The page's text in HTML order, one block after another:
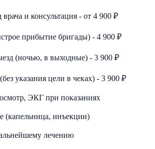
и консультация - от 4 900 ₽
прибытие бригады) - 4 900 ₽
(ночью, в выходные) - 3 900 ₽
указания цели в чеках) - 3 900 ₽
ЭКГ при показаниях
(капельница, инъекции)
лечению